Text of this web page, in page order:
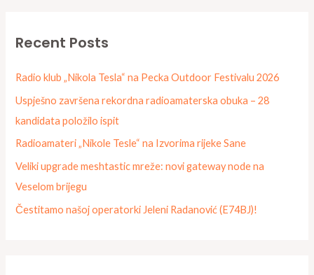
c
o
r
:
Recent Posts
Radio klub „Nikola Tesla“ na Pecka Outdoor Festivalu 2026
Uspješno završena rekordna radioamaterska obuka – 28
kandidata položilo ispit
Radioamateri „Nikole Tesle“ na Izvorima rijeke Sane
Veliki upgrade meshtastic mreže: novi gateway node na
Veselom brijegu
Čestitamo našoj operatorki Jeleni Radanović (E74BJ)!